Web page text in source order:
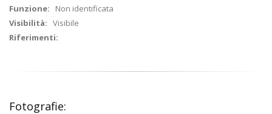
Funzione: Non identificata
Visibilità: Visibile
Riferimenti:
Fotografie: